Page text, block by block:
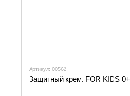
Артикул: 00562
Защитный крем. FOR KIDS 0+